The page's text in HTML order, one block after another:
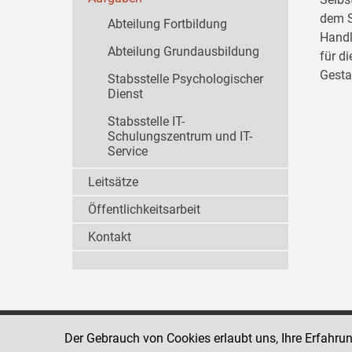
dem
für
Abteilung Fortbildung
Abteilung Grundausbildung
Stabsstelle Psychologischer
Dienst
Stabsstelle IT-
Schulungszentrum und IT-
Service
Leitsätze
Öffentlichkeitsarbeit
Kontakt
Strafvollzugsakademie
1080 Wien
Der Gebrauch von Cookies erlaubt uns, Ihre